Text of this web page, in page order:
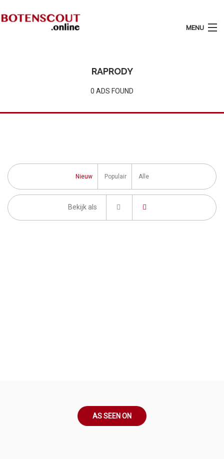
MENU
Contact
RAPRODY
0 ADS FOUND
Nieuw Populair Alle
Bekijk als
AS SEEN ON